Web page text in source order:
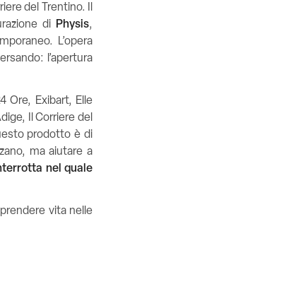
del Trentino. Il
di Physis,
L’opera
l’apertura
Ore, Exibart, Elle
Il Corriere del
prodotto è di
ma aiutare a
nel quale
vita nelle